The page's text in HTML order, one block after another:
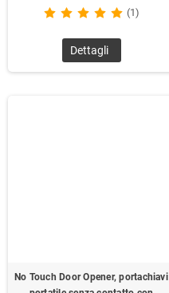
(1)
Dettagli
No Touch Door Opener, portachiavi